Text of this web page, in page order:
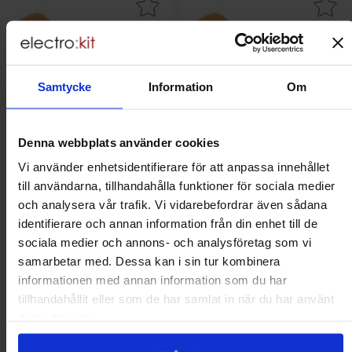
Samtycke Information Om
Denna webbplats använder cookies
Vi använder enhetsidentifierare för att anpassa innehållet
till användarna, tillhandahålla funktioner för sociala medier
och analysera vår trafik. Vi vidarebefordrar även sådana
identifierare och annan information från din enhet till de
sociala medier och annons- och analysföretag som vi
samarbetar med. Dessa kan i sin tur kombinera
informationen med annan information som du har
tillhandahållit eller som de har samlat in när du har använt
Keramisk MLCC 1000pF 50V
NP0 2.54mm
Från
1.20 SEK
Inklusive 25% moms
keramisk MLCC 1000pF 50V NP0 2.54mm som favorit
Mängdrabatt
AntalPris /st
1-till
9 st
2 SEK
10 -till24 st
1.80 SEK
25
st 1.50 SEK
Keramisk MLCC 33pF 50V NP0
2.54mm
Från
1.20 SEK
Inklusive 25% moms
Makera keramisk MLCC 33pF
Mängdrabatt
Antal Pris /st
1-till
9 st
2 SEK
10 till24 st
25